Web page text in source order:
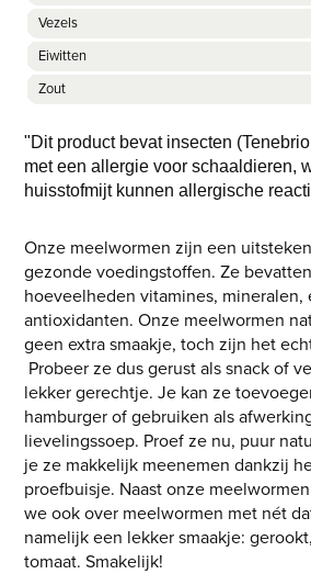
Vezels
Eiwitten
Zout
"Dit product bevat insecten
met een allergie voor schaaldieren,
huisstofmijt kunnen allergische
Onze meelwormen zijn een
gezonde voedingstoffen. Ze
hoeveelheden vitamines, mineralen,
antioxidanten. Onze meelwormen
geen extra smaakje, toch zijn het
Probeer ze dus gerust als snack of
lekker gerechtje. Je kan ze
hamburger of gebruiken als
lievelingssoep. Proef ze nu, puur
je ze makkelijk meenemen dankzij
proefbuisje. Naast onze
we ook over meelwormen met nét
namelijk een lekker smaakje:
tomaat. Smakelijk!